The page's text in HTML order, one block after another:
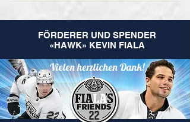
FÖRDERER UND SPENDER
«HAWK» KEVIN FIALA
Vielen herzlichen Dank!